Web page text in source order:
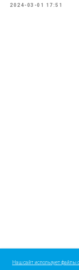
2024-03-01 17:51
Наш сайт использует файлы